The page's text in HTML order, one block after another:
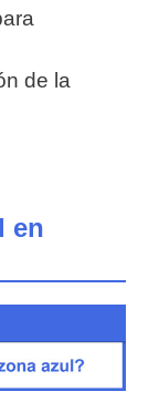
de la
en